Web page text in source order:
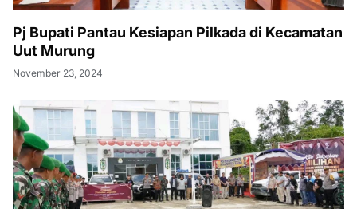
Pj Bupati Pantau Kesiapan Pilkada di Kecamatan
Uut Murung
November 23, 2024